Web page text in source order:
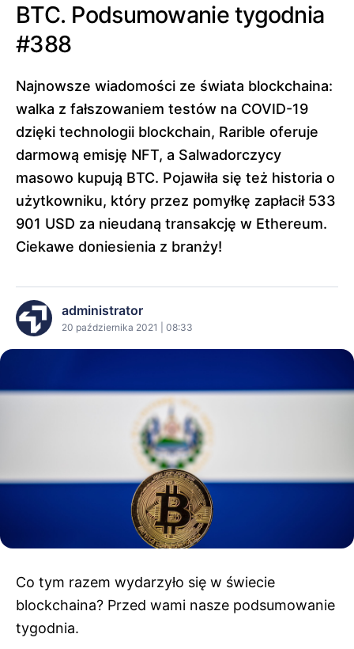
BTC. Podsumowanie tygodnia
#388
Najnowsze wiadomości ze świata blockchaina:
walka z fałszowaniem testów na COVID-19
dzięki technologii blockchain, Rarible oferuje
darmową emisję NFT, a Salwadorczycy
masowo kupują BTC. Pojawiła się też historia o
użytkowniku, który przez pomyłkę zapłacił 533
901 USD za nieudaną transakcję w Ethereum.
Ciekawe doniesienia z branży!
administrator
20 października 2021 | 08:33
Co tym razem wydarzyło się w świecie
blockchaina? Przed wami nasze podsumowanie
tygodnia.